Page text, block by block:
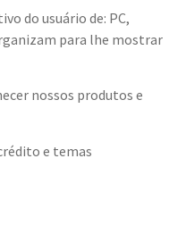
do usuário de: PC,
para lhe mostrar
nossos produtos e
e temas